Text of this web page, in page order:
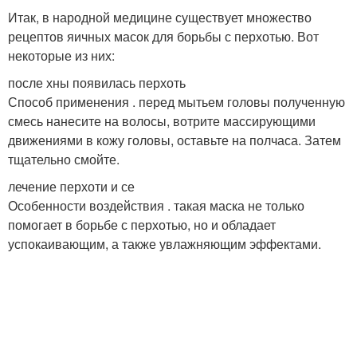
Итак, в народной медицине существует множество
рецептов яичных масок для борьбы с перхотью. Вот
некоторые из них:
после хны появилась перхоть
Способ применения . перед мытьем головы полученную
смесь нанесите на волосы, вотрите массирующими
движениями в кожу головы, оставьте на полчаса. Затем
тщательно смойте.
лечение перхоти и се
Особенности воздействия . такая маска не только
помогает в борьбе с перхотью, но и обладает
успокаивающим, а также увлажняющим эффектами.